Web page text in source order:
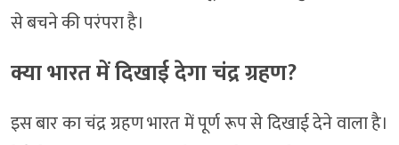
से बचने की परंपरा है।
क्या भारत में दिखाई देगा चंद्र ग्रहण?
इस बार का चंद्र ग्रहण भारत में पूर्ण रूप से दिखाई देने वाला है।